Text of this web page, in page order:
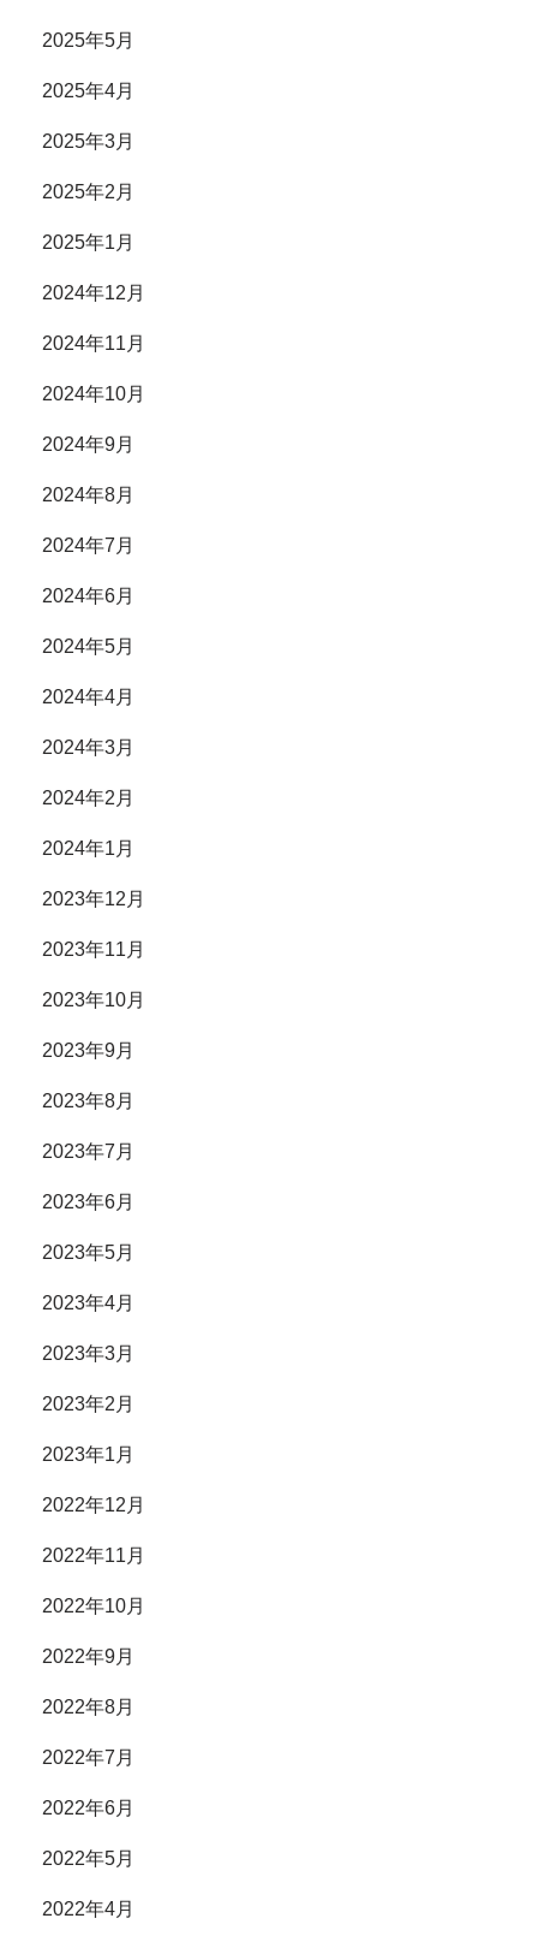
2025年5月
2025年4月
2025年3月
2025年2月
2025年1月
2024年12月
2024年11月
2024年10月
2024年9月
2024年8月
2024年7月
2024年6月
2024年5月
2024年4月
2024年3月
2024年2月
2024年1月
2023年12月
2023年11月
2023年10月
2023年9月
2023年8月
2023年7月
2023年6月
2023年5月
2023年4月
2023年3月
2023年2月
2023年1月
2022年12月
2022年11月
2022年10月
2022年9月
2022年8月
2022年7月
2022年6月
2022年5月
2022年4月